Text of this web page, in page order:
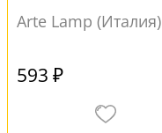
Arte Lamp (Италия)
593 ₽